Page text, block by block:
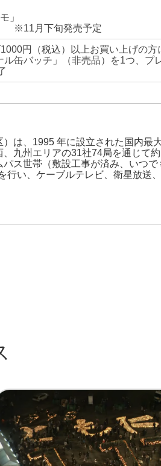
」
※11月下旬発売予定
円（税込）以上お買い上げの方
ル缶バッチ」（非売品）を1つ、プ
は、1995 年に設立された国内最
九州エリアの31社74局を通じて
ス世帯（敷設工事が済み、いつ
い、ケーブルテレビ、衛星放送